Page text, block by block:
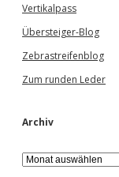
Vertikalpass
Übersteiger-Blog
Zebrastreifenblog
Zum runden Leder
Archiv
A
r